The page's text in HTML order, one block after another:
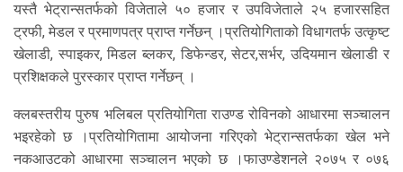
यस्तै भेट्रान्सतर्फको विजेताले ५० हजार र उपविजेताले २५ हजारसहित
ट्रफी, मेडल र प्रमाणपत्र प्राप्त गर्नेछन् ।प्रतियोगिताको विधागतर्फ उत्कृष्ट
खेलाडी, स्पाइकर, मिडल ब्लकर, डिफेन्डर, सेटर,सर्भर, उदियमान खेलाडी र
प्रशिक्षकले पुरस्कार प्राप्त गर्नेछन् ।
क्लबस्तरीय पुरुष भलिबल प्रतियोगिता राउण्ड रोविनको आधारमा सञ्चालन
भइरहेको छ ।प्रतियोगितामा आयोजना गरिएको भेट्रान्सतर्फका खेल भने
नकआउटको आधारमा सञ्चालन भएको छ ।फाउण्डेशनले २०७५ र ०७६